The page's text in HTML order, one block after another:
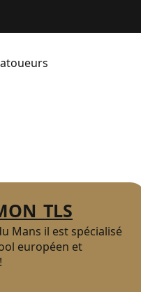
Mans il est spécialisé
européen et